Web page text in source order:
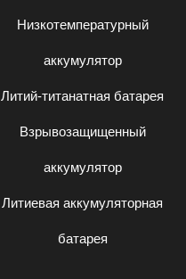
Низкотемпературный
аккумулятор
Литий-титанатная батарея
Взрывозащищенный
аккумулятор
Литиевая аккумуляторная
батарея